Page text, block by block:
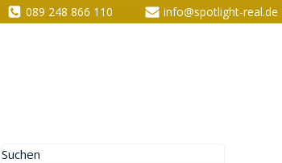
089 248 866 110 info@spotlight-real.de
Suchen